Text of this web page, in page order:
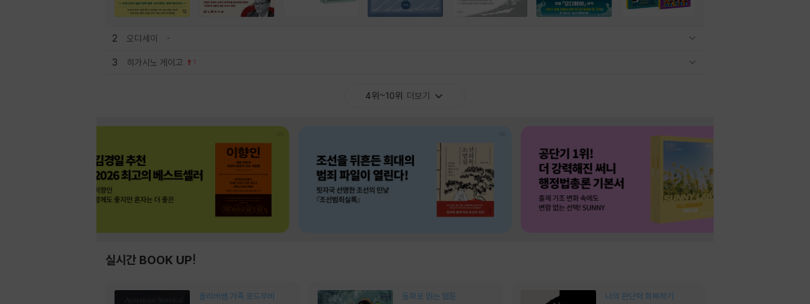
2 오디세이
3 히가시노 게이고 1
4위~10위 더보기
실시간 BOOK UP!
올리버쌤 가족 로드무비 동화로 읽는 웹툰 나의 판단력 회복하기